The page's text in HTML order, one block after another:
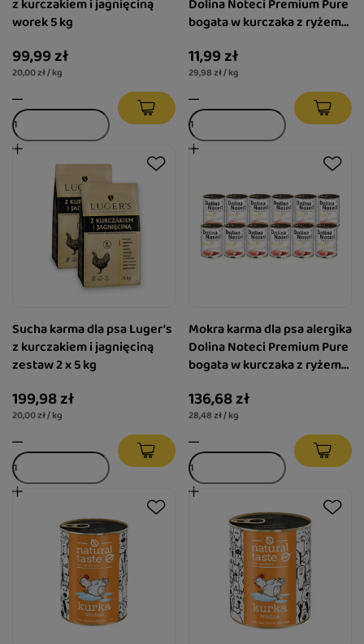
z kurczakiem i jagnięciną
worek 5 kg
99,99 zł
20,00 zł / kg
Dolina Noteci Premium Pure
bogata w kurczaka z ryżem
11,99 zł
29,98 zł / kg
Sucha karma dla psa Luger’s
z kurczakiem i jagnięciną
zestaw 2 x 5 kg
199,98 zł
20,00 zł / kg
Mokra karma dla psa alergika
Dolina Noteci Premium Pure
bogata w kurczaka z ryżem
136,68 zł
28,48 zł / kg